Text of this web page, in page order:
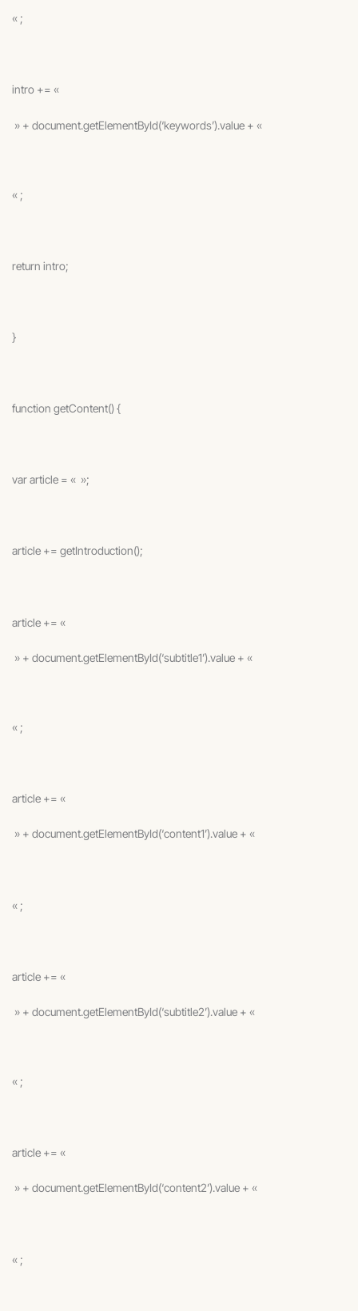
« ;
intro += «
» + document.getElementById(‘keywords’).value + «
« ;
return intro;
}
function getContent() {
var article = « »;
article += getIntroduction();
article += «
» + document.getElementById(‘subtitle1’).value + «
« ;
article += «
» + document.getElementById(‘content1’).value + «
« ;
article += «
» + document.getElementById(‘subtitle2’).value + «
« ;
article += «
» + document.getElementById(‘content2’).value + «
« ;